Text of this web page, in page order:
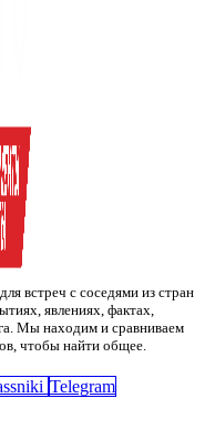
встреч с соседями из стран
явлениях, фактах,
Мы находим и сравниваем
чтобы найти общее.
Telegram